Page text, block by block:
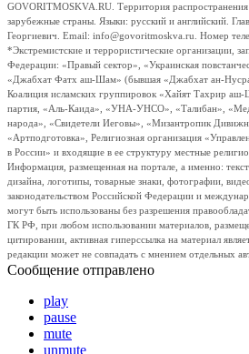
GOVORITMOSKVA.RU. Территория
зарубежные страны. Языки: русский и английский.
Георгиевич. Email: info@govoritmoskva.ru. Номер
*Экстремистские и террористические организации,
Федерации: «Правый сектор», «Украинская
«Джабхат Фатх аш-Шам» (бывшая «Джабхат ан-
Коалиция исламских группировок «Хайят Тахрир
партия, «Аль-Каида», «УНА-УНСО», «Талибан»,
народа», «Свидетели Иеговы», «Мизантропик
«Артподготовка», Религиозная организация
в России» и входящие в ее структуру местные
Информация, размещенная на портале, а именно:
дизайна, логотипы, товарные знаки, фотографии,
законодательством Российской Федерации и
могут быть использованы без разрешения
ГК РФ, при любом использовании материалов,
цитировании, активная гиперссылка на материал
редакции может не совпадать с мнением отдельных
Сообщение отправлено
play
pause
mute
unmute